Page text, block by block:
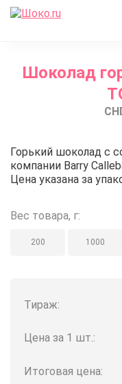
Каталог
Шоколад Barry
Темный
Шоколад
Шоколад
Горький шоколад с
компании Barry
Цена указана за
Вес товара, г:
200 1000
Тираж:
Цена за 1 шт.:
Итоговая цена: